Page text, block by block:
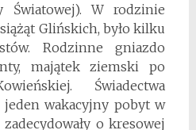
Światowej). W rodzinie
Glińskich, było kilku
Rodzinne gniazdo
majątek ziemski po
Świadectwa
wakacyjny pobyt w
o kresowej